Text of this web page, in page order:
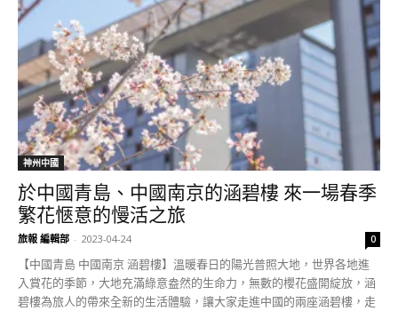
神州中國
於中國青島、中國南京的涵碧樓 來一場春季
繁花愜意的慢活之旅
旅報 編輯部 - 2023-04-24 0
【中國青島 中國南京 涵碧樓】溫暖春日的陽光普照大地，世界各地進
入賞花的季節，大地充滿綠意盎然的生命力，無數的櫻花盛開綻放，涵
碧樓為旅人的帶來全新的生活體驗，讓大家走進中國的兩座涵碧樓，走